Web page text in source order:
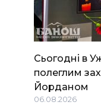
Сьогодні в
полеглим
Йорданом
06.08.2026